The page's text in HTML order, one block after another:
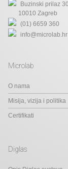
Buzinski prilaz 30
10010 Zagreb
(01) 6659 360
info@microlab.hr
Microlab
O nama
Misija, vizija i politika
Certifikati
Diglas